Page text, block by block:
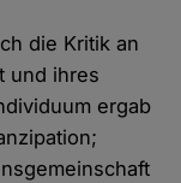
die Kritik an
und ihres
ergab